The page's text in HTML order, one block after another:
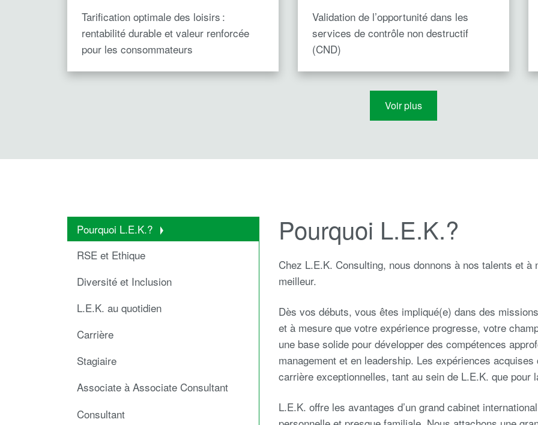
Tarification optimale des loisirs :
rentabilité durable et valeur renforcée
pour les consommateurs
Validation de l’opportunité dans les
services de contrôle non destructif
(CND)
Voir plus
Pourquoi L.E.K.?
RSE et Ethique
Diversité et Inclusion
L.E.K. au quotidien
Carrière
Stagiaire
Associate à Associate Consultant
Consultant
Pourquoi L.E.K.?
Chez L.E.K. Consulting, nous donnons à nos talents et
meilleur.
Dès vos débuts, vous êtes impliqué(e) dans des
et à mesure que votre expérience progresse, votre
une base solide pour développer des compétences
management et en leadership. Les expériences
carrière exceptionnelles, tant au sein de L.E.K. que
L.E.K. offre les avantages d’un grand cabinet